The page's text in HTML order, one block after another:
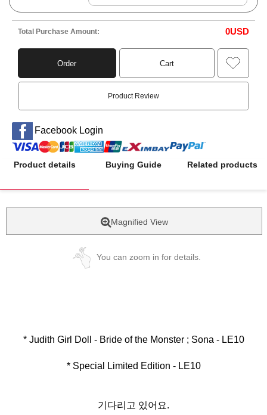
Total Purchase Amount: 0USD
Order Cart
Product Review
Facebook Login
Product details Buying Guide Related products
Magnified View
You can zoom in for details.
* Judith Girl Doll - Bride of the Monster ; Sona - LE10
* Special Limited Edition - LE10
기다리고 있어요.